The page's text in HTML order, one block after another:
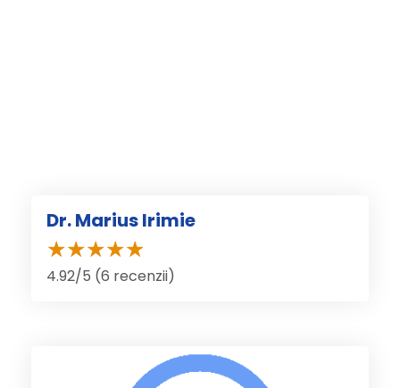
Dr. Marius Irimie
4.92/5 (6 recenzii)